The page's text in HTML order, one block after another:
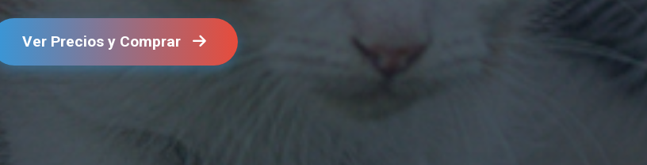
Ver Precios y Comprar